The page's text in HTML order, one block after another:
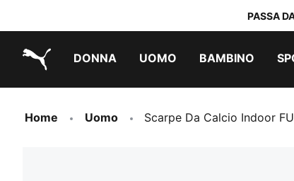
PASSA
DONNA UOMO BAMBINO
Home Uomo Scarpe Da Calcio Indoor